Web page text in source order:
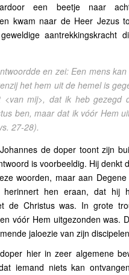
een beetje naar
kwam naar de Heer Jezus
aantrekkingskracht
en zei: Een mens
het hem uit de hemel is
<van mij>, dat ik heb gezegd
ben, maar dat ik vóór Hem
27-28).
de doper toont zijn
is voorbeeldig. Hij denkt
woorden, maar aan
herinnert hen eraan, dat hij
de Christus was. In grote
vóór Hem uitgezonden was.
jaloezie van zijn
hier in zeer algemene
iemand niets kan